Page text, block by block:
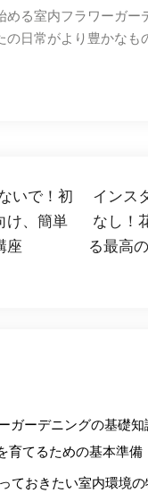
める室内フラワーガー
の日常がより豊かなも
いで！初
け、簡単
座
インス
なし！
る最高
ガーデニングの基礎知
育てるための基本準備
ておきたい室内環境